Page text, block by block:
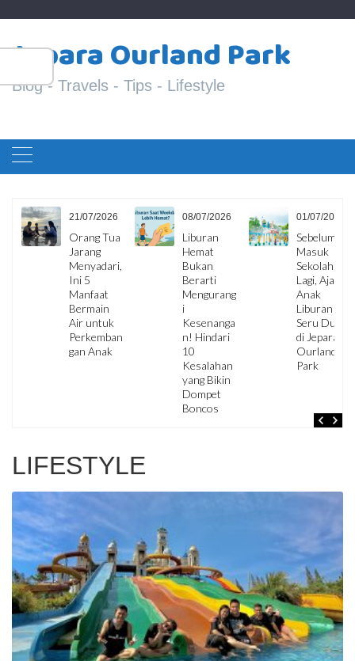
content
Jepara Ourland Park
Blog - Travels - Tips - Lifestyle
21/07/2026
Orang Tua
Jarang
Menyadari,
Ini 5
Manfaat
Bermain
Air untuk
Perkemban
gan Anak
08/07/2026
Liburan
Hemat
Bukan
Berarti
Mengurang
i
Kesenanga
n! Hindari
10
Kesalahan
yang Bikin
Dompet
Boncos
01/07/2026
Sebelum
Masuk
Sekolah
Lagi, Ajak
Anak
Liburan
Seru Dulu
di Jepara
Ourland
Park
LIFESTYLE